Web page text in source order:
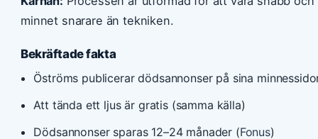
minnet snarare än tekniken.
Bekräftade fakta
Öströms publicerar dödsannonser på sina
Att tända ett ljus är gratis (samma källa)
Dödsannonser sparas 12–24 månader (Fonus)